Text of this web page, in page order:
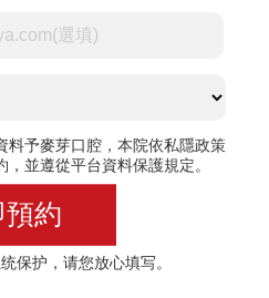
料予麥芽口腔，本院依私隱政策
並遵從平台資料保護規定。
預約
保护，请您放心填写。